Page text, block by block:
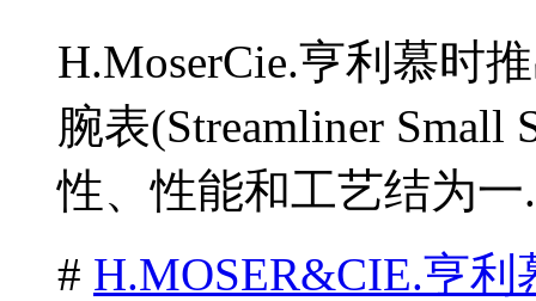
H.MoserCie.亨利慕时
腕表(Streamliner Small
性、性能和工艺结为一
# H.MOSER&CIE.亨利